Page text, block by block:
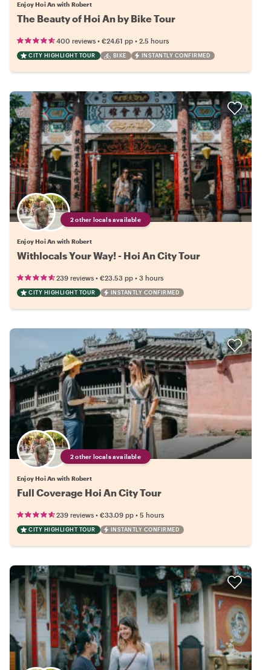
Enjoy Hoi An with Robert
The Beauty of Hoi An by Bike Tour
400 reviews • €24.61 pp • 2.5 hours
CITY HIGHLIGHT TOUR BIKE INSTANTLY CONFIRMED
2 other locals available
Enjoy Hoi An with Robert
Withlocals Your Way! - Hoi An City Tour
239 reviews • €23.53 pp • 3 hours
CITY HIGHLIGHT TOUR INSTANTLY CONFIRMED
2 other locals available
Enjoy Hoi An with Robert
Full Coverage Hoi An City Tour
239 reviews • €33.09 pp • 5 hours
CITY HIGHLIGHT TOUR INSTANTLY CONFIRMED